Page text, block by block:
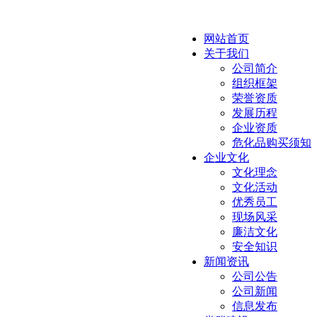
网站首页
关于我们
公司简介
组织框架
荣誉资质
发展历程
企业资质
危化品购买须知
企业文化
文化理念
文化活动
优秀员工
现场风采
廉洁文化
安全知识
新闻资讯
公司公告
公司新闻
信息发布